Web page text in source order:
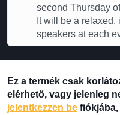
second Thursday
It will be a
speakers at each
Ez a termék csak
elérhető, vagy jelenleg
jelentkezzen be